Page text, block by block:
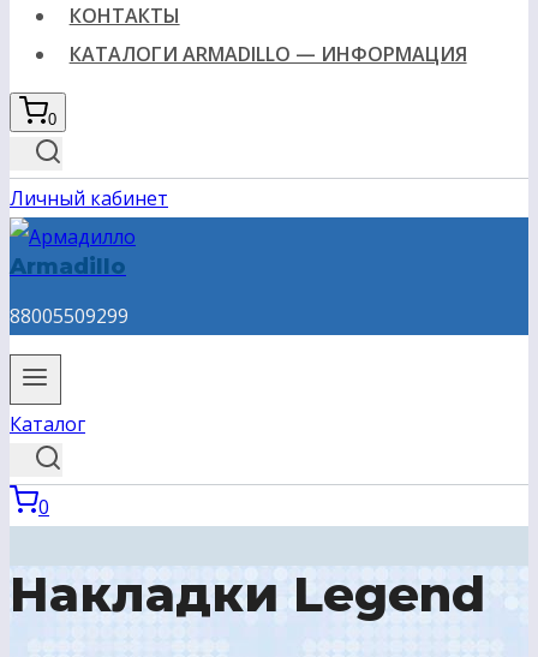
КОНТАКТЫ
КАТАЛОГИ ARMADILLO — ИНФОРМАЦИЯ
0
Личный кабинет
Armadillo
88005509299
Каталог
0
Накладки Legend